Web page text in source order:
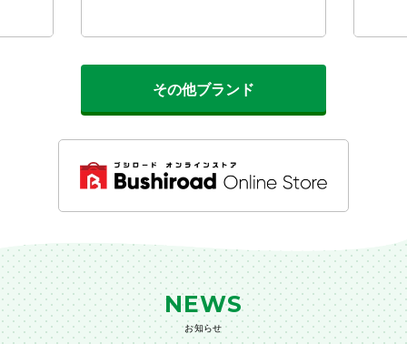
その他ブランド
NEWS
お知らせ